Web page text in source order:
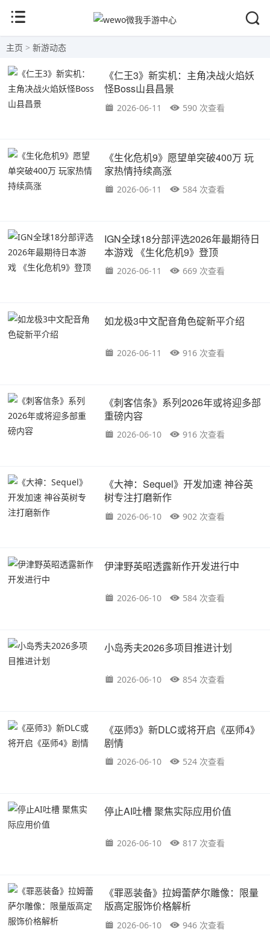
主页 > 新游动态
《仁王3》新实机：主角决战火焰妖
怪Boss山县昌景
2026-06-11 590 次查看
《生化危机9》愿望单突破400万 玩
家热情持续高涨
2026-06-11 584 次查看
IGN全球18分部评选2026年最期待日
本游戏 《生化危机9》登顶
2026-06-11 669 次查看
如龙极3中文配音角色碇新平介绍
2026-06-11 916 次查看
《刺客信条》系列2026年或将迎多部
重磅内容
2026-06-10 916 次查看
《大神：Sequel》开发加速 神谷英
树专注打磨新作
2026-06-10 902 次查看
伊津野英昭透露新作开发进行中
2026-06-10 584 次查看
小岛秀夫2026多项目推进计划
2026-06-10 854 次查看
《巫师3》新DLC或将开启《巫师4》
剧情
2026-06-10 524 次查看
停止AI吐槽 聚焦实际应用价值
2026-06-10 817 次查看
《罪恶装备》拉姆蕾萨尔雕像：限量
版高定服饰价格解析
2026-06-10 946 次查看